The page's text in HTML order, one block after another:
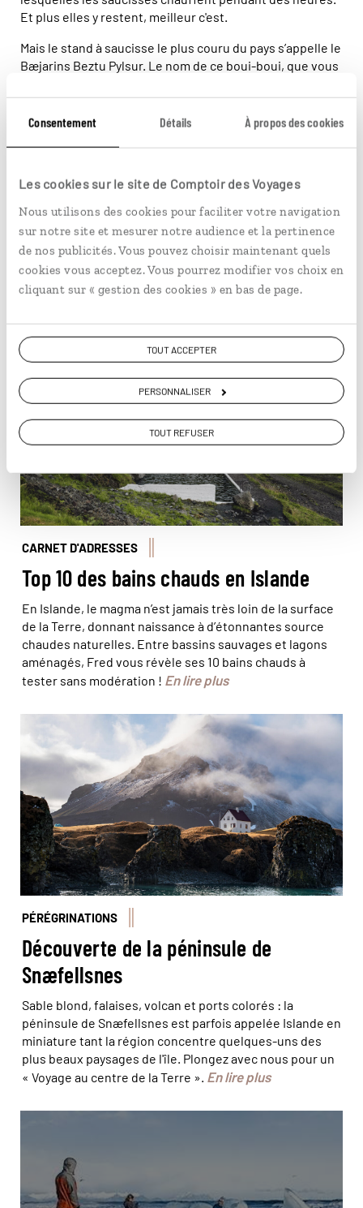
Consentement Détails À propos des cookies
Les cookies sur le site de Comptoir des Voyages
Nous utilisons des cookies pour faciliter votre navigation
sur notre site et mesurer notre audience et la pertinence
de nos publicités. Vous pouvez choisir maintenant quels
cookies vous acceptez. Vous pourrez modifier vos choix en
cliquant sur « gestion des cookies » en bas de page.
TOUT ACCEPTER
PERSONNALISER
TOUT REFUSER
Et plus elles y restent, meilleur c'est.
Mais le stand à saucisse le plus couru du pays s’appelle le
Bæjarins Beztu Pylsur. Le nom de ce boui-boui, que vous
saucisses de la ville ». On prétend que la quasi-totalité
des 300 000 habitants de l’île y a déjà mangé une fois. Et
Un conseil : même si le Bæjarins Beztu Pylsur ne paie pas
de mine, faites une halte (sauf si vous êtes végétarien
bien sûr).
Vous aimerez aussi...
La piscine Laugafellslaug, au milieu de nulle part dans le
CARNET D'ADRESSES
Top 10 des bains chauds en Islande
En Islande, le magma n’est jamais très loin de la surface
de la Terre, donnant naissance à d’étonnantes source
chaudes naturelles. Entre bassins sauvages et lagons
aménagés, Fred vous révèle ses 10 bains chauds à
tester sans modération ! En lire plus
© Michalis Palis/stock adobe
PÉRÉGRINATIONS
Découverte de la péninsule de
Snæfellsnes
Sable blond, falaises, volcan et ports colorés : la
péninsule de Snæfellsnes est parfois appelée Islande en
miniature tant la région concentre quelques-uns des
plus beaux paysages de l'île. Plongez avec nous pour un
« Voyage au centre de la Terre ». En lire plus